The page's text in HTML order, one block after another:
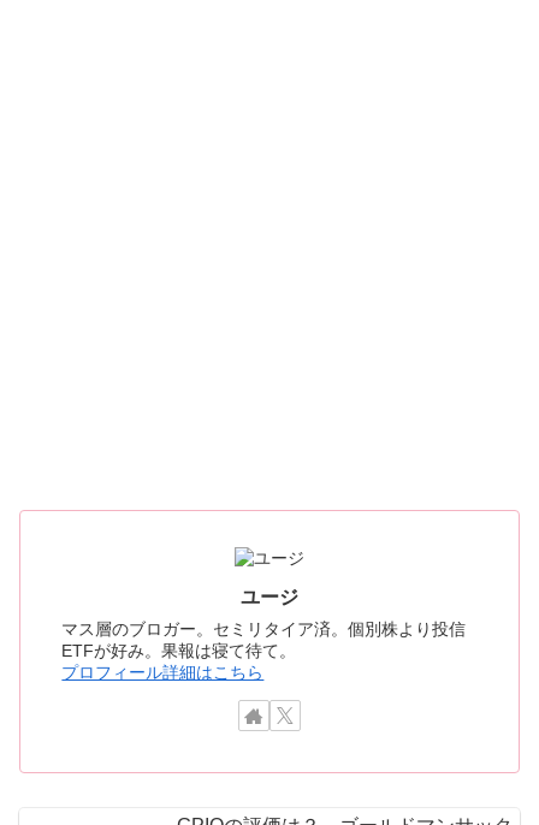
ユージ
マス層のブロガー。セミリタイア済。個別株より投信
ETFが好み。果報は寝て待て。
プロフィール詳細はこちら